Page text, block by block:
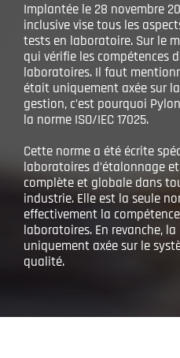
Implantée le 28 novembre
inclusive vise tous les
tests en laboratoire. Sur le
qui vérifie les compétences
laboratoires. Il faut
était uniquement axée sur
gestion, c’est pourquoi
la norme ISO/IEC 17025.
Cette norme a été écrite
laboratoires d’étalonnage
complète et globale dans
industrie. Elle est la seule
effectivement la
laboratoires. En revanche, la
uniquement axée sur le
qualité.